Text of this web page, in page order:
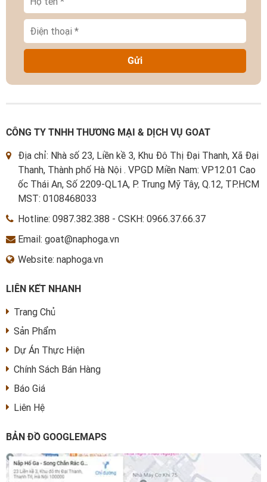
Gửi
CÔNG TY TNHH THƯƠNG MẠI & DỊCH VỤ GOAT
Địa chỉ: Nhà số 23, Liền kề 3, Khu Đô Thị Đại Thanh, Xã Đại
Thanh, Thành phố Hà Nội . VPGD Miền Nam: VP12.01 Cao
ốc Thái An, Số 2209-QL1A, P. Trung Mỹ Tây, Q.12, TP.HCM
MST: 0108468033
Hotline: 0987.382.388 - CSKH: 0966.37.66.37
Email: goat@naphoga.vn
Website: naphoga.vn
LIÊN KẾT NHANH
Trang Chủ
Sản Phẩm
Dự Án Thực Hiện
Chính Sách Bán Hàng
Báo Giá
Liên Hệ
BẢN ĐỒ GOOGLEMAPS